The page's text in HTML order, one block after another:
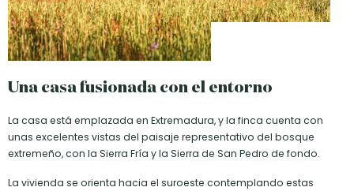
Una casa fusionada con el entorno
La casa está emplazada en Extremadura, y la finca cuenta con
unas excelentes vistas del paisaje representativo del bosque
extremeño, con la Sierra Fría y la Sierra de San Pedro de fondo.
La vivienda se orienta hacia el suroeste contemplando estas